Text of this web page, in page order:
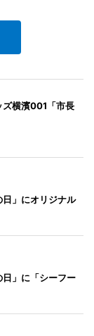
ズ横濱001「市長
」にオリジナル
」に「シーフー